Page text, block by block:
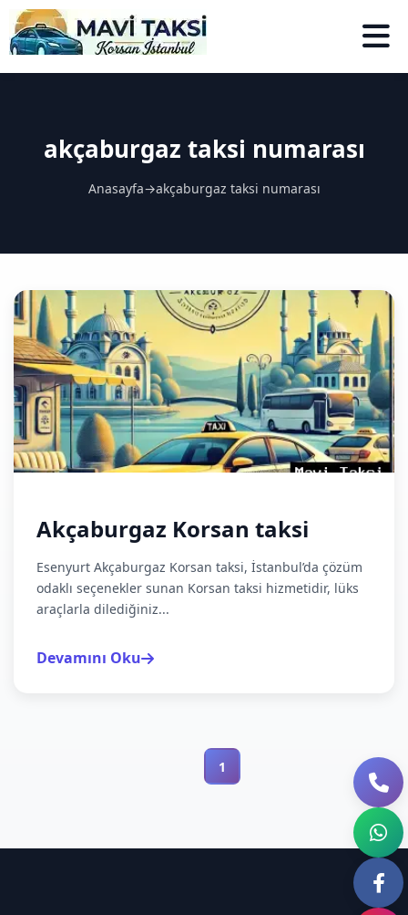
akçaburgaz taksi numarası
Anasayfa→akçaburgaz taksi numarası
Akçaburgaz Korsan taksi
Esenyurt Akçaburgaz Korsan taksi, İstanbul’da çözüm
odaklı seçenekler sunan Korsan taksi hizmetidir, lüks
araçlarla dilediğiniz...
Devamını Oku
1